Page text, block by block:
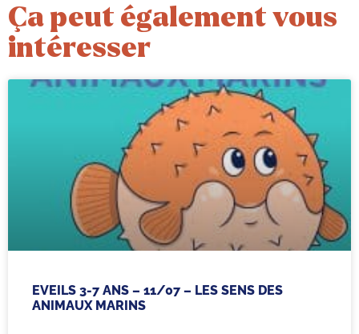
Ça peut également vous
intéresser
EVEILS 3-7 ANS – 11/07 – LES SENS DES
ANIMAUX MARINS